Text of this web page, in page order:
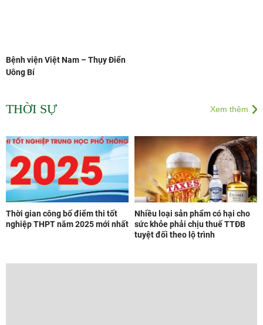
Bệnh viện Việt Nam – Thụy Điển
Uông Bí
THỜI SỰ Xem thêm
Thời gian công bố điểm thi tốt
nghiệp THPT năm 2025 mới nhất
Nhiều loại sản phẩm có hại cho
sức khỏe phải chịu thuế TTĐB
tuyệt đối theo lộ trình